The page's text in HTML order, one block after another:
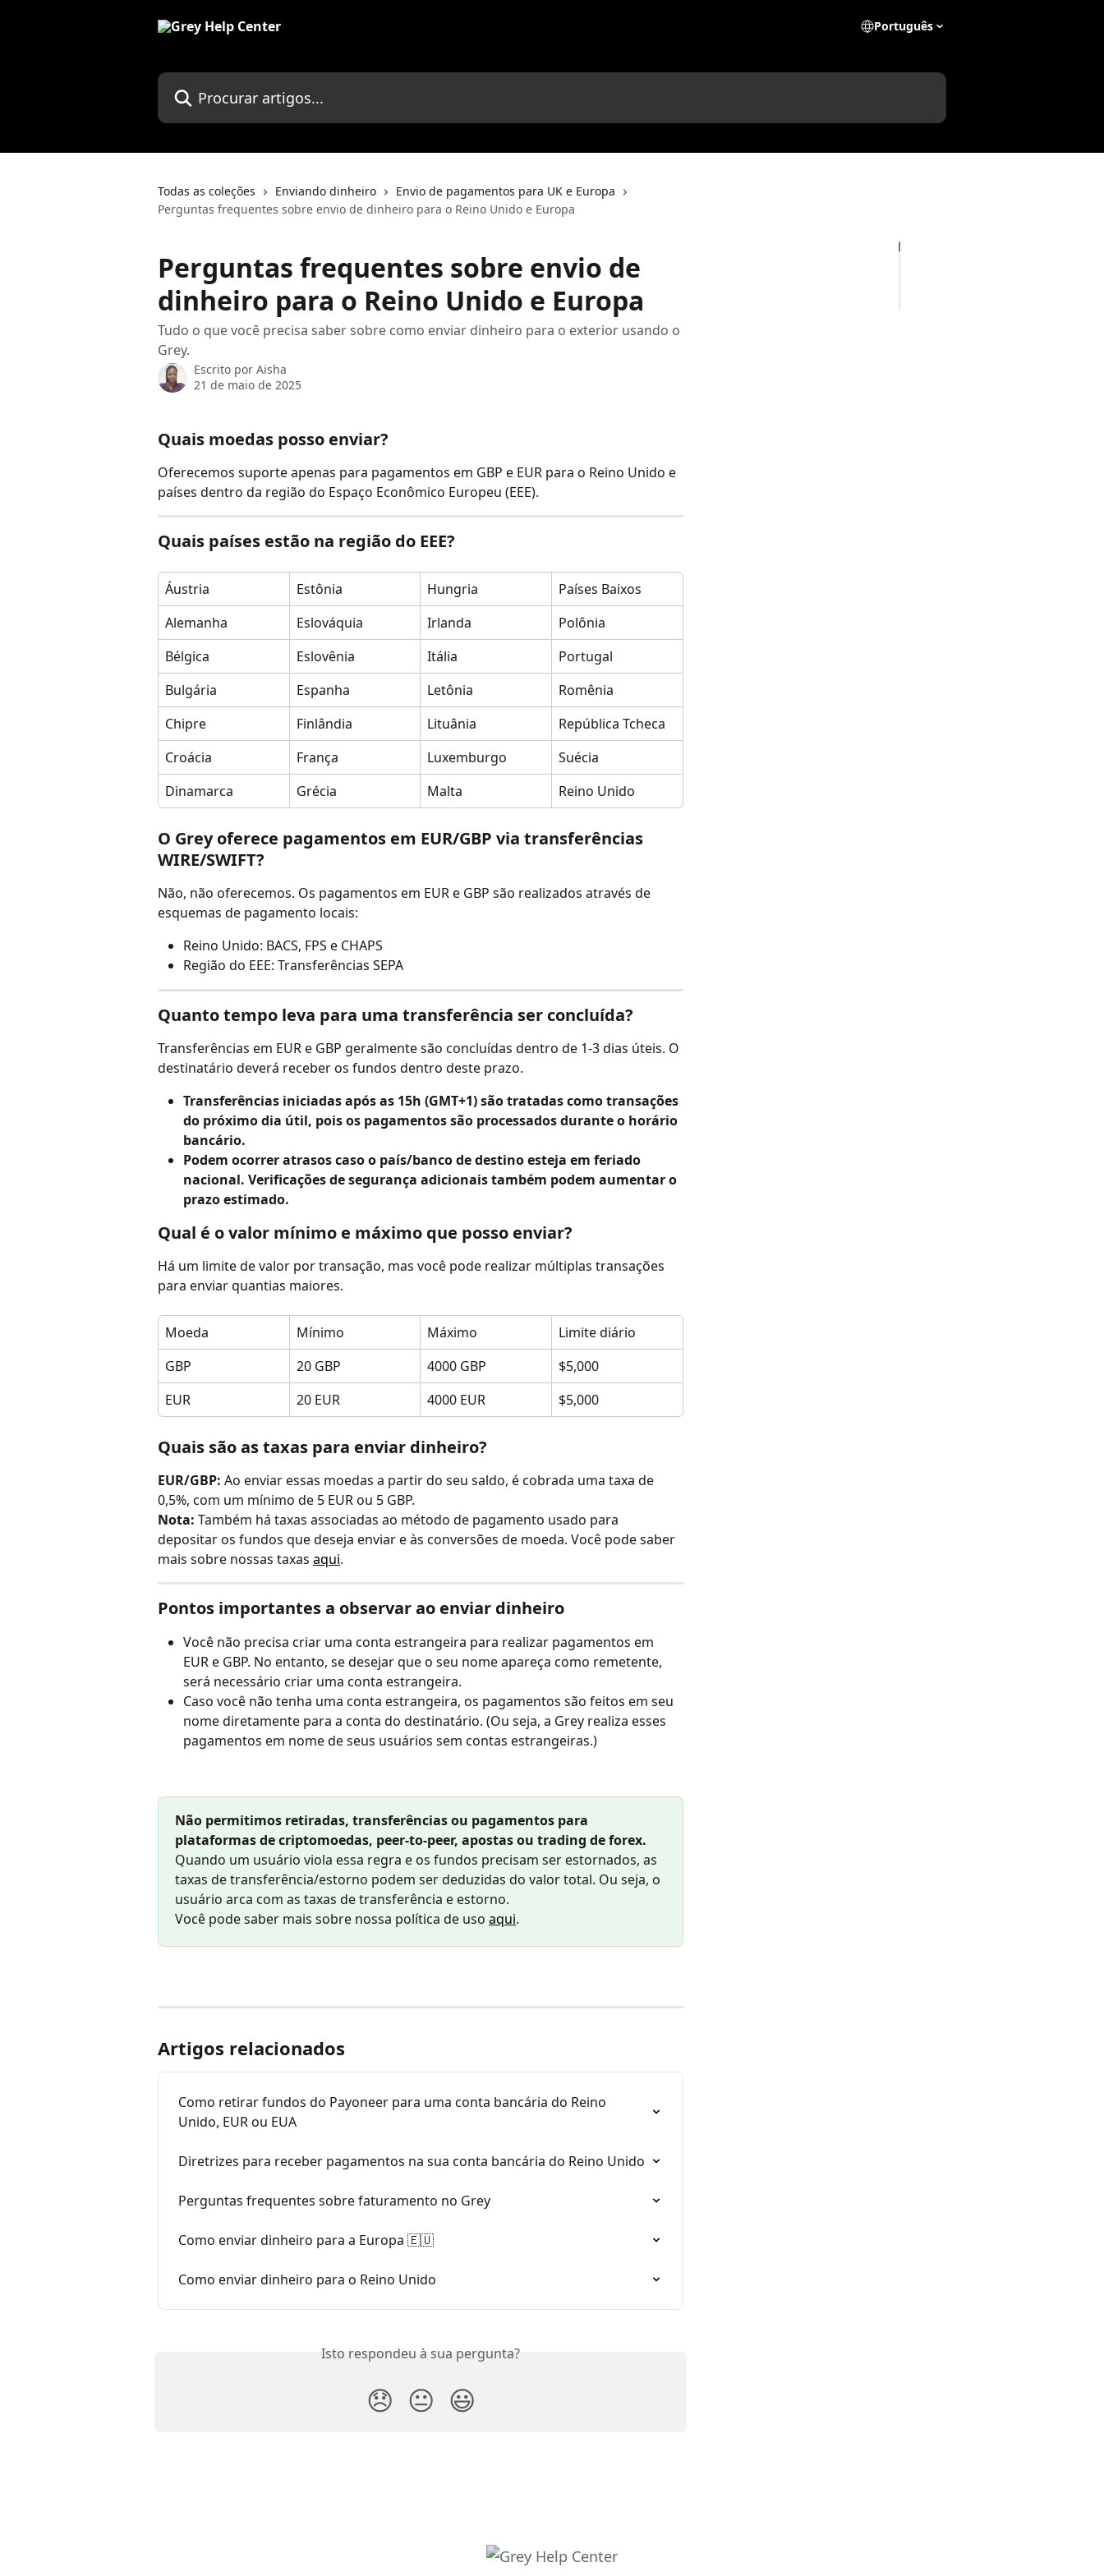
Português
Procurar artigos...
Todas as coleções Enviando dinheiro
Envio de pagamentos para UK e Europa
Perguntas frequentes sobre envio de dinheiro para o Reino Unido e Europa
Perguntas frequentes sobre envio de
dinheiro para o Reino Unido e Europa
Tudo o que você precisa saber sobre como enviar dinheiro para o exterior usando o
Grey.
Escrito por Aisha
21 de maio de 2025
Quais moedas posso enviar?
Oferecemos suporte apenas para pagamentos em GBP e EUR para o Reino Unido e
países dentro da região do Espaço Econômico Europeu (EEE).
Quais países estão na região do EEE?
Áustria Estônia Hungria
Países Baixos
Alemanha
Eslováquia Irlanda
Polônia
Bélgica
Eslovênia Itália
Portugal
Bulgária
Espanha Letônia
Romênia
Chipre
Finlândia Lituânia
República Tcheca
Croácia
França Luxemburgo
Suécia
Dinamarca
Grécia Malta Reino Unido
O Grey oferece pagamentos em EUR/GBP via transferências
WIRE/SWIFT?
Não, não oferecemos. Os pagamentos em EUR e GBP são realizados através de
esquemas de pagamento locais:
Reino Unido: BACS, FPS e CHAPS
Região do EEE: Transferências SEPA
Quanto tempo leva para uma transferência ser concluída?
Transferências em EUR e GBP geralmente são concluídas dentro de 1-3 dias úteis. O
destinatário deverá receber os fundos dentro deste prazo.
Transferências iniciadas após as 15h (GMT+1) são tratadas como transações
do próximo dia útil, pois os pagamentos são processados durante o horário
bancário.
Podem ocorrer atrasos caso o país/banco de destino esteja em feriado
nacional. Verificações de segurança adicionais também podem aumentar o
prazo estimado.
Qual é o valor mínimo e máximo que posso enviar?
Há um limite de valor por transação, mas você pode realizar múltiplas transações
para enviar quantias maiores.
Moeda Mínimo Máximo
Limite diário
GBP
20 GBP 4000 GBP
$5,000
EUR
20 EUR 4000 EUR $5,000
Quais são as taxas para enviar dinheiro?
EUR/GBP: Ao enviar essas moedas a partir do seu saldo, é cobrada uma taxa de
0,5%, com um mínimo de 5 EUR ou 5 GBP.
Nota: Também há taxas associadas ao método de pagamento usado para
depositar os fundos que deseja enviar e às conversões de moeda. Você pode saber
mais sobre nossas taxas aqui.
Pontos importantes a observar ao enviar dinheiro
Você não precisa criar uma conta estrangeira para realizar pagamentos em
EUR e GBP. No entanto, se desejar que o seu nome apareça como remetente,
será necessário criar uma conta estrangeira.
Caso você não tenha uma conta estrangeira, os pagamentos são feitos em seu
nome diretamente para a conta do destinatário. (Ou seja, a Grey realiza esses
pagamentos em nome de seus usuários sem contas estrangeiras.)
Não permitimos retiradas, transferências ou pagamentos para
plataformas de criptomoedas, peer-to-peer, apostas ou trading de forex.
Quando um usuário viola essa regra e os fundos precisam ser estornados, as
taxas de transferência/estorno podem ser deduzidas do valor total. Ou seja, o
usuário arca com as taxas de transferência e estorno.
Você pode saber mais sobre nossa política de uso aqui.
Artigos relacionados
Como retirar fundos do Payoneer para uma conta bancária do Reino
Unido, EUR ou EUA
Diretrizes para receber pagamentos na sua conta bancária do Reino Unido
Perguntas frequentes sobre faturamento no Grey
Como enviar dinheiro para a Europa 🇪🇺
Como enviar dinheiro para o Reino Unido
Isto respondeu à sua pergunta?
😞 😐 😃